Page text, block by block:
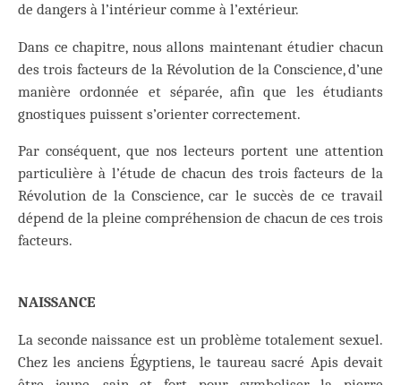
de dangers à l’intérieur comme à l’extérieur.
Dans ce chapitre, nous allons maintenant étudier chacun
des trois facteurs de la Révolution de la Conscience, d’une
manière ordonnée et séparée, afin que les étudiants
gnostiques puissent s’orienter correctement.
Par conséquent, que nos lecteurs portent une attention
particulière à l’étude de chacun des trois facteurs de la
Révolution de la Conscience, car le succès de ce travail
dépend de la pleine compréhension de chacun de ces trois
facteurs.
NAISSANCE
La seconde naissance est un problème totalement sexuel.
Chez les anciens Égyptiens, le taureau sacré Apis devait